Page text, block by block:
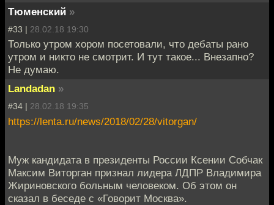
Тюменский »
#33 | 28.02.18 19:30
Только утром хором посетовали, что дебаты рано
утром и никто не смотрит. И тут такое... Внезапно?
Не думаю.
Landadan »
#34 | 28.02.18 19:35
https://lenta.ru/news/2018/02/28/vitorgan/
Муж кандидата в президенты России Ксении Собчак
Максим Виторган признал лидера ЛДПР Владимира
Жириновского больным человеком. Об этом он
сказал в беседе с «Говорит Москва».